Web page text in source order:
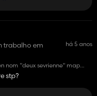
trabalho em
há 5 anos
"deux sevrienne" map
(79) ?
stp?